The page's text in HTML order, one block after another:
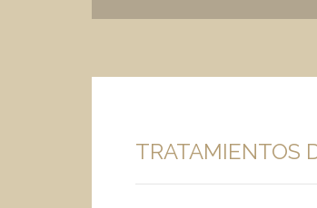
TRATAMIENTOS